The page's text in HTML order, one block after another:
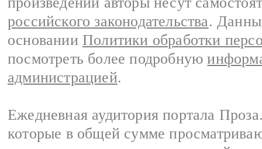
российского законодательства.
основании Политики обработки
посмотреть более подробную
администрацией.
Ежедневная аудитория портала
которые в общей сумме